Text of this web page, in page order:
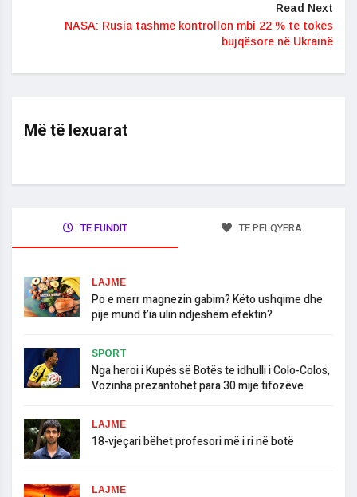
Read Next
NASA: Rusia tashmë kontrollon mbi 22 % të tokës
bujqësore në Ukrainë
Më të lexuarat
TË FUNDIT TË PELQYERA
LAJME
Po e merr magnezin gabim? Këto ushqime dhe
pije mund t’ia ulin ndjeshëm efektin?
SPORT
Nga heroi i Kupës së Botës te idhulli i Colo-Colos,
Vozinha prezantohet para 30 mijë tifozëve
LAJME
18-vjeçari bëhet profesori më i ri në botë
LAJME